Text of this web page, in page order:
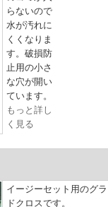
らないので
水が汚れに
くくなりま
す。破損防
止用の小さ
な穴が開い
ています。
もっと詳し
く見る
イージーセット用のグ
ドクロスです。